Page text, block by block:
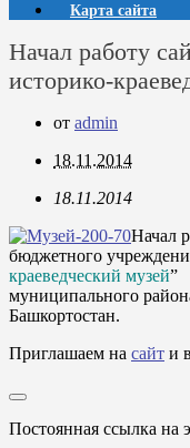
Карта сайта
Начал работу
историко-
от admin
18.11.2014
18.11.2014
Начал
бюджетного
краеведческий музей”
муниципального
Башкортостан.
Приглашаем на сайт и
Постоянная ссылка на